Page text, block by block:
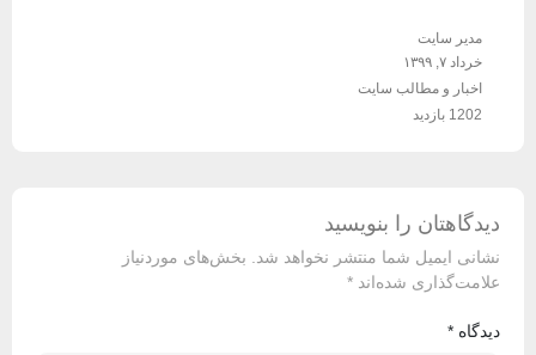
مدیر سایت
خرداد ۷, ۱۳۹۹
اخبار و مطالب سایت
1202 بازدید
دیدگاهتان را بنویسید
نشانی ایمیل شما منتشر نخواهد شد.
بخش‌های موردنیاز
علامت‌گذاری شده‌اند *
دیدگاه *